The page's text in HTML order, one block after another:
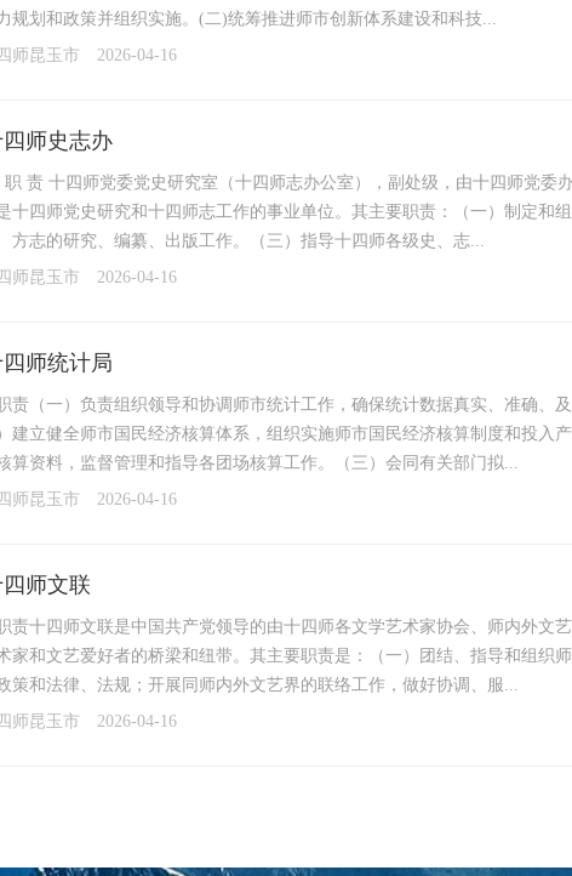
规划和政策并组织实施。(二)统筹推进师市创新体系建设和科技...
师昆玉市
2026-04-16
师史志办
职 责 十四师党委党史研究室（十四师志办公室），副处级，由十四师党委
十四师党史研究和十四师志工作的事业单位。其主要职责：（一）制定和
方志的研究、编纂、出版工作。（三）指导十四师各级史、志...
师昆玉市
2026-04-16
师统计局
责（一）负责组织领导和协调师市统计工作，确保统计数据真实、准确、
）建立健全师市国民经济核算体系，组织实施师市国民经济核算制度和投入
算资料，监督管理和指导各团场核算工作。（三）会同有关部门拟...
师昆玉市
2026-04-16
师文联
责十四师文联是中国共产党领导的由十四师各文学艺术家协会、师内外文
家和文艺爱好者的桥梁和纽带。其主要职责是：（一）团结、指导和组织
策和法律、法规；开展同师内外文艺界的联络工作，做好协调、服...
师昆玉市
2026-04-16